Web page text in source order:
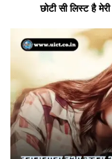
छोटी सी लिस्ट है